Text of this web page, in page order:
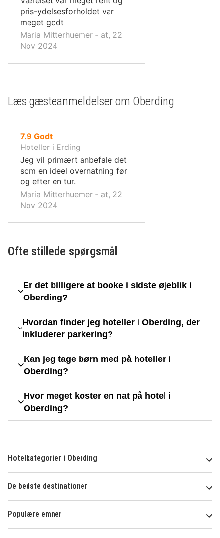
pris-ydelsesforholdet var
meget godt
Maria Mitterhuemer ‐ at, 22
Nov 2024
Læs gæsteanmeldelser om Oberding
7.9 ud
af
10,
Godt
Hoteller i Erding
Jeg vil primært anbefale det
som en ideel overnatning før
og efter en tur.
Maria Mitterhuemer ‐ at, 22
Nov 2024
Ofte stillede spørgsmål
Er det billigere at booke i sidste øjeblik i
Oberding?
Hvordan finder jeg hoteller i Oberding, der
inkluderer parkering?
Kan jeg tage børn med på hoteller i
Oberding?
Hvor meget koster en nat på hotel i
Oberding?
Hotelkategorier i Oberding
De bedste destinationer
Populære emner